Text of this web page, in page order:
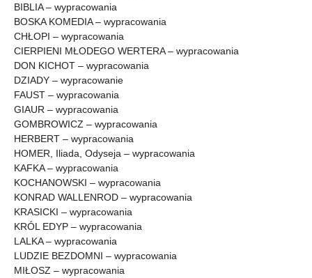
BIBLIA – wypracowania
BOSKA KOMEDIA – wypracowania
CHŁOPI – wypracowania
CIERPIENI MŁODEGO WERTERA – wypracowania
DON KICHOT – wypracowania
DZIADY – wypracowanie
FAUST – wypracowania
GIAUR – wypracowania
GOMBROWICZ – wypracowania
HERBERT – wypracowania
HOMER, Iliada, Odyseja – wypracowania
KAFKA – wypracowania
KOCHANOWSKI – wypracowania
KONRAD WALLENROD – wypracowania
KRASICKI – wypracowania
KRÓL EDYP – wypracowania
LALKA – wypracowania
LUDZIE BEZDOMNI – wypracowania
MIŁOSZ – wypracowania